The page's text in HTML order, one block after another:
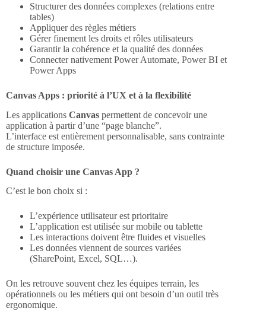
Structurer des données complexes (relations entre
tables)
Appliquer des règles métiers
Gérer finement les droits et rôles utilisateurs
Garantir la cohérence et la qualité des données
Connecter nativement Power Automate, Power BI et
Power Apps
Canvas Apps : priorité à l’UX et à la flexibilité
Les applications Canvas permettent de concevoir une
application à partir d’une “page blanche”.
L’interface est entièrement personnalisable, sans contrainte
de structure imposée.
Quand choisir une Canvas App ?
C’est le bon choix si :
L’expérience utilisateur est prioritaire
L’application est utilisée sur mobile ou tablette
Les interactions doivent être fluides et visuelles
Les données viennent de sources variées
(SharePoint, Excel, SQL…).
On les retrouve souvent chez les équipes terrain, les
opérationnels ou les métiers qui ont besoin d’un outil très
ergonomique.